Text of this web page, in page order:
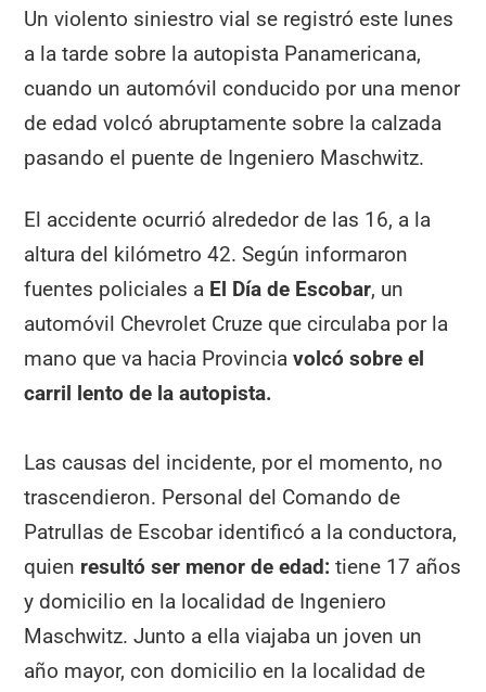
Un violento siniestro vial se registró este lunes
a la tarde sobre la autopista Panamericana,
cuando un automóvil conducido por una menor
de edad volcó abruptamente sobre la calzada
pasando el puente de Ingeniero Maschwitz.
El accidente ocurrió alrededor de las 16, a la
altura del kilómetro 42. Según informaron
fuentes policiales a El Día de Escobar, un
automóvil Chevrolet Cruze que circulaba por la
mano que va hacia Provinciavolcó sobre el
carril lento de la autopista.
Las causas del incidente, por el momento, no
trascendieron. Personal del Comando de
Patrullas de Escobar identificó a la conductora,
quien resultó ser menor de edad: tiene 17 años
y domicilio en la localidad de Ingeniero
Maschwitz. Junto a ella viajaba un joven un
año mayor, con domicilio en la localidad de